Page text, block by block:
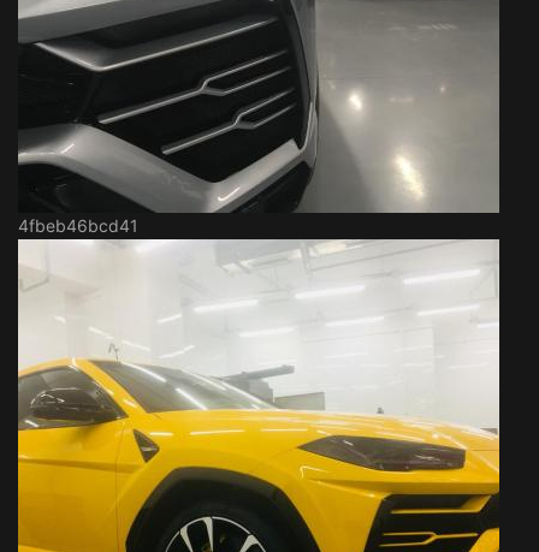
4fbeb46bcd41